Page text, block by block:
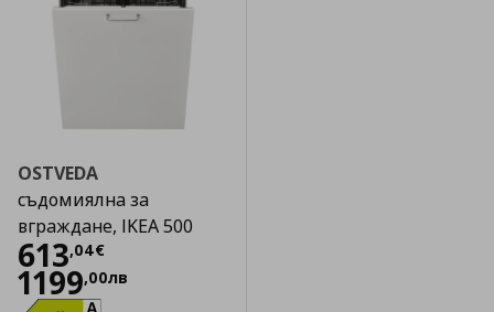
OSTVEDA
съдомиялна за
вграждане, IKEA 500
613,04€
Цена
1199,00лв